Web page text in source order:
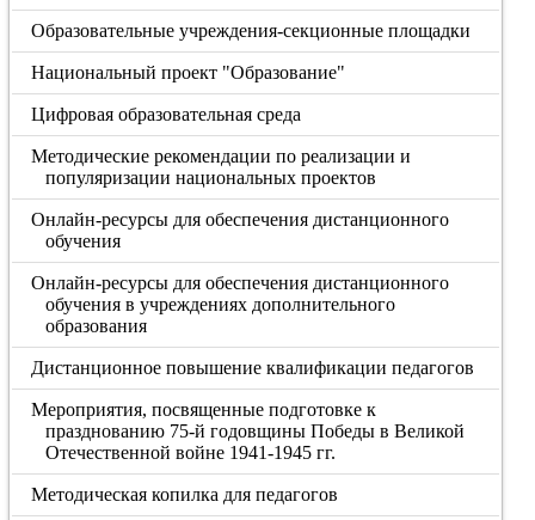
Образовательные учреждения-секционные площадки
Национальный проект "Образование"
Цифровая образовательная среда
Методические рекомендации по реализации и
популяризации национальных проектов
Онлайн-ресурсы для обеспечения дистанционного
обучения
Онлайн-ресурсы для обеспечения дистанционного
обучения в учреждениях дополнительного
образования
Дистанционное повышение квалификации педагогов
Мероприятия, посвященные подготовке к
празднованию 75-й годовщины Победы в Великой
Отечественной войне 1941-1945 гг.
Методическая копилка для педагогов